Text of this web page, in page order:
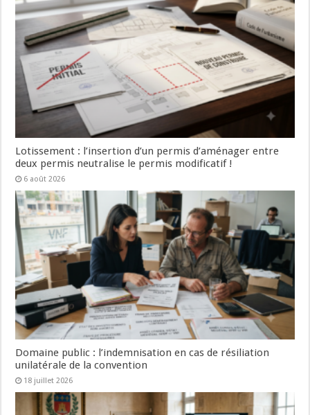
Lotissement : l’insertion d’un permis d’aménager entre
deux permis neutralise le permis modificatif !
6 août 2026
Domaine public : l’indemnisation en cas de résiliation
unilatérale de la convention
18 juillet 2026